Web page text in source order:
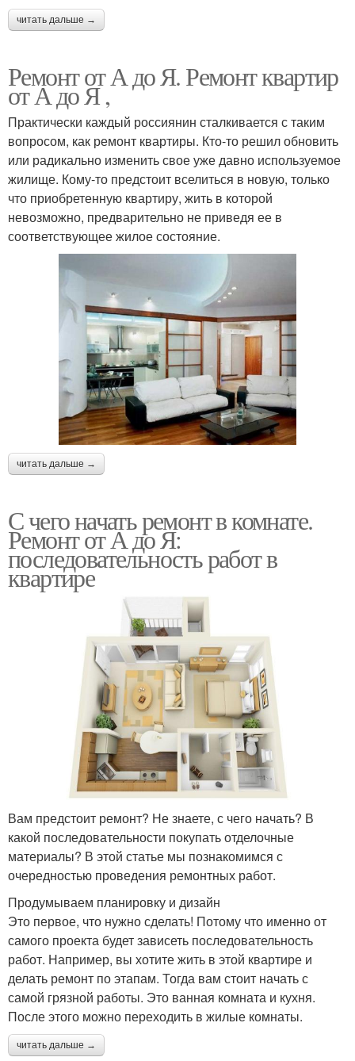
читать дальше →
Ремонт от А до Я. Ремонт квартир
от А до Я ,
Практически каждый россиянин сталкивается с таким
вопросом, как ремонт квартиры. Кто-то решил обновить
или радикально изменить свое уже давно используемое
жилище. Кому-то предстоит вселиться в новую, только
что приобретенную квартиру, жить в которой
невозможно, предварительно не приведя ее в
соответствующее жилое состояние.
читать дальше →
С чего начать ремонт в комнате.
Ремонт от А до Я:
последовательность работ в
квартире
Вам предстоит ремонт? Не знаете, с чего начать? В
какой последовательности покупать отделочные
материалы? В этой статье мы познакомимся с
очередностью проведения ремонтных работ.
Продумываем планировку и дизайн
Это первое, что нужно сделать! Потому что именно от
самого проекта будет зависеть последовательность
работ. Например, вы хотите жить в этой квартире и
делать ремонт по этапам. Тогда вам стоит начать с
самой грязной работы. Это ванная комната и кухня.
После этого можно переходить в жилые комнаты.
читать дальше →